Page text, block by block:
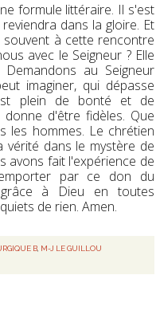
formule littéraire. Il s'est
dans la gloire. Et
souvent à cette rencontre
avec le Seigneur ? Elle
au Seigneur
imaginer, qui dépasse
plein de bonté et de
d'être fidèles. Que
les hommes. Le chrétien
vérité dans le mystère de
avons fait l'expérience de
par ce don du
à Dieu en toutes
de rien. Amen.
B, M-J LE GUILLOU